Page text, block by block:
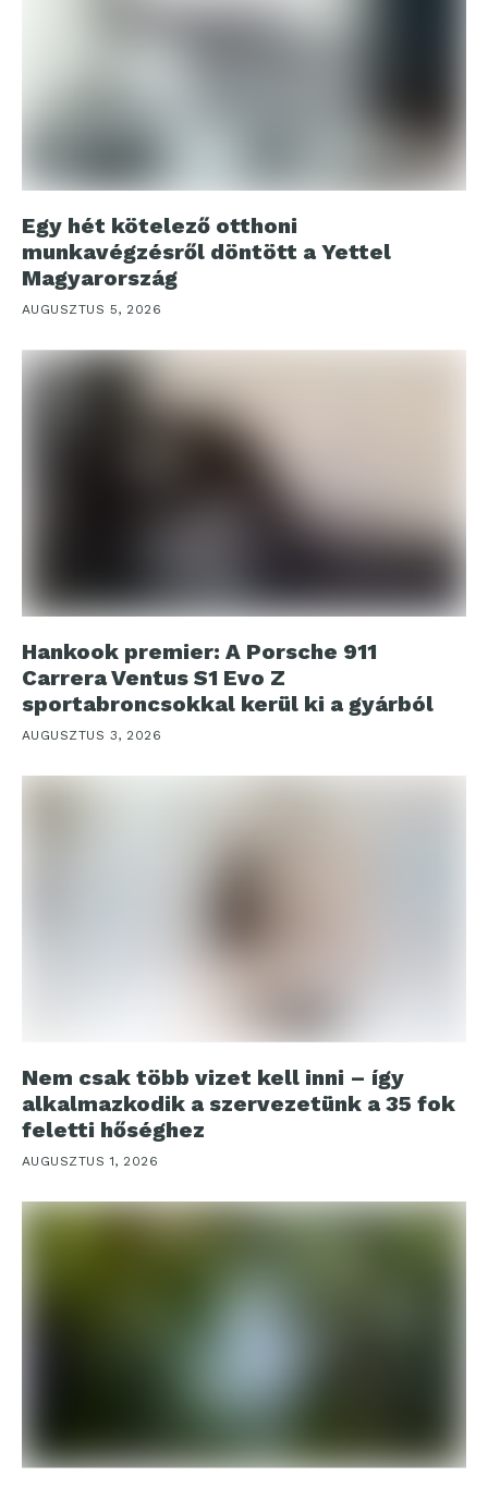
Egy hét kötelező otthoni
munkavégzésről döntött a Yettel
Magyarország
AUGUSZTUS 5, 2026
Hankook premier: A Porsche 911
Carrera Ventus S1 Evo Z
sportabroncsokkal kerül ki a gyárból
AUGUSZTUS 3, 2026
Nem csak több vizet kell inni – így
alkalmazkodik a szervezetünk a 35 fok
feletti hőséghez
AUGUSZTUS 1, 2026